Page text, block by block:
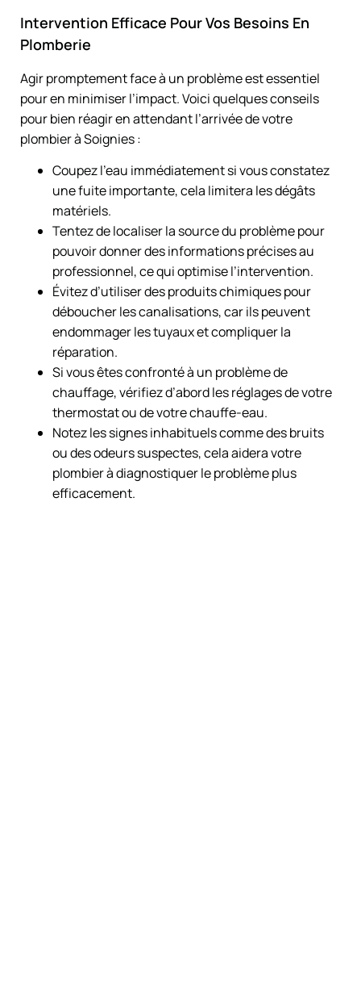
Intervention Efficace Pour Vos Besoins En
Plomberie
Agir promptement face à un problème est essentiel
pour en minimiser l’impact. Voici quelques conseils
pour bien réagir en attendant l’arrivée de votre
plombier à Soignies :
Coupez l’eau immédiatement si vous constatez
une fuite importante, cela limitera les dégâts
matériels.
Tentez de localiser la source du problème pour
pouvoir donner des informations précises au
professionnel, ce qui optimise l’intervention.
Évitez d’utiliser des produits chimiques pour
déboucher les canalisations, car ils peuvent
endommager les tuyaux et compliquer la
réparation.
Si vous êtes confronté à un problème de
chauffage, vérifiez d’abord les réglages de votre
thermostat ou de votre chauffe-eau.
Notez les signes inhabituels comme des bruits
ou des odeurs suspectes, cela aidera votre
plombier à diagnostiquer le problème plus
efficacement.